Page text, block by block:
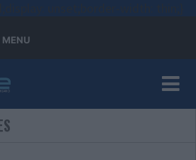
MENU